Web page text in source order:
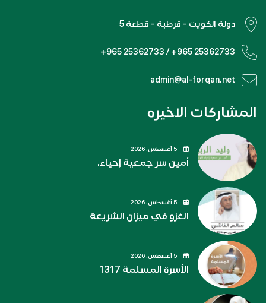
دولة الكويت - قرطبة - قطعة 5
+965 25362733 / +965 25362733
admin@al-forqan.net
المشاركات الاخيره
أمين سر جمعية إحياء.
الغزو في ميزان الشريعة
الأسرة المسلمة 1317